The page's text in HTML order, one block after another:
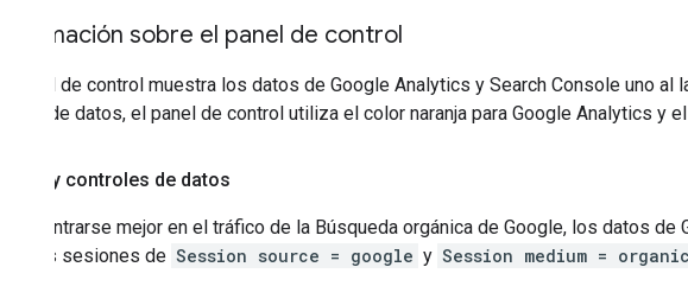
Información sobre el panel de control
El panel de control muestra los datos de Google Analytics y Search Console uno
fuente de datos, el panel de control utiliza el color naranja para Google Analytics y
Filtros y controles de datos
Para centrarse mejor en el tráfico de la Búsqueda orgánica de Google, los datos
solo las sesiones de Session source = google y Session medium = organic